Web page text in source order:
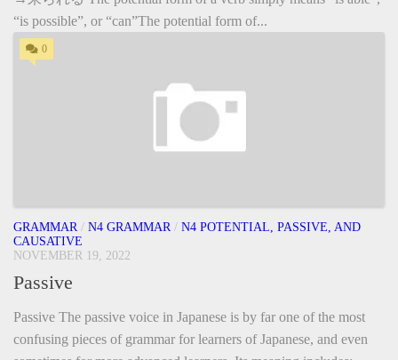
“is possible”, or “can”The potential form of...
0
GRAMMAR/ N4 GRAMMAR/ N4 POTENTIAL, PASSIVE, AND
CAUSATIVE
NOVEMBER 19, 2022
Passive
Passive The passive voice in Japanese is by far one of the most
confusing pieces of grammar for learners of Japanese, and even